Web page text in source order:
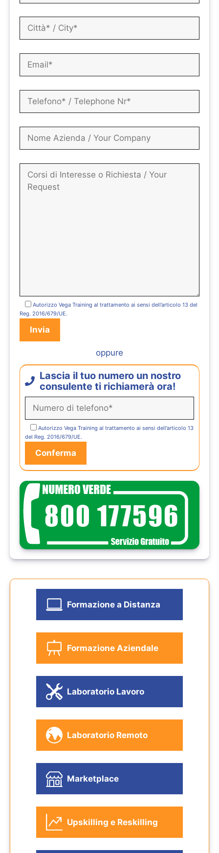
Autorizzo Vega Training al trattamento ai sensi dell’articolo 13 del
Reg. 2016/679/UE.
oppure
Lascia il tuo numero un nostro
consulente ti richiamerà ora!
Autorizzo Vega Training al trattamento ai sensi dell’articolo 13
del Reg. 2016/679/UE.
Formazione a Distanza
Formazione Aziendale
Laboratorio Lavoro
Laboratorio Remoto
Marketplace
Upskilling e Reskilling